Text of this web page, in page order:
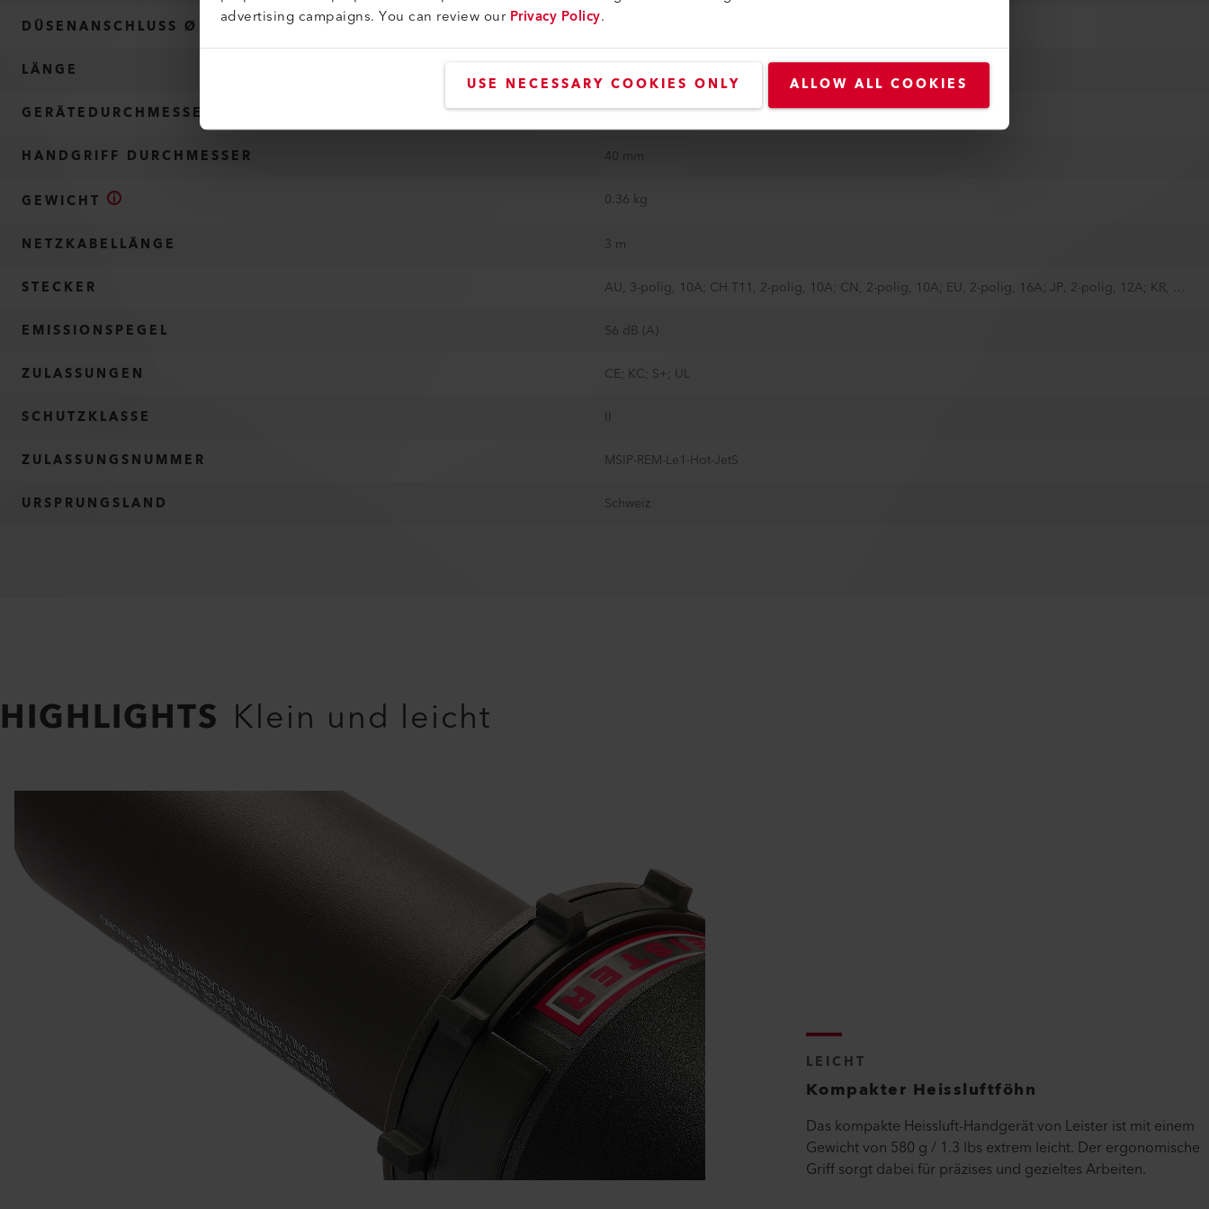
advertising campaigns. You can review ourPrivacy Policy.
USE NECESSARY COOKIES ONLY ALLOW ALL COOKIES
DÜSENANSCHLUSS Ø
LÄNGE
GERÄTEDURCHMESSER
70 mm
HANDGRIFF DURCHMESSER
40 mm
GEWICHT 0.36 kg
NETZKABELLÄNGE
3 m
STECKER
AU, 3-polig, 10A; CH T11, 2-polig, 10A; CN, 2-polig, 10A; EU, 2-polig, 16A; JP, 2-polig, 12A; KR, 2-polig, 16A; US, 2-polig, 15A, gepolt; ohne Stecker
EMISSIONSPEGEL
56 dB (A)
ZULASSUNGEN
CE; KC; S+; UL
SCHUTZKLASSE
II
ZULASSUNGSNUMMER
MSIP-REM-Le1-Hot-JetS
URSPRUNGSLAND
Schweiz
HIGHLIGHTS Klein und leicht
LEICHT
Kompakter Heissluftföhn
Das kompakte Heissluft-Handgerät von Leister ist mit einem
Gewicht von 580 g / 1.3 lbs extrem leicht. Der ergonomische
Griff sorgt dabei für präzises und gezieltes Arbeiten.